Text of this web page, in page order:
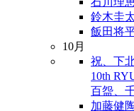
鈴木圭
飯田将
10月
祝、下
10th
百盌、
加藤健